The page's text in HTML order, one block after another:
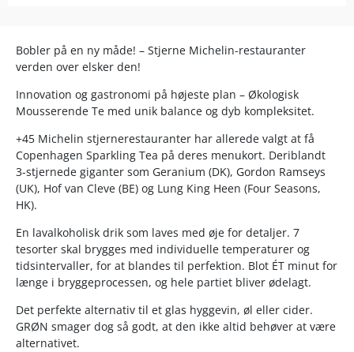
Bobler på en ny måde! – Stjerne Michelin-restauranter
verden over elsker den!
Innovation og gastronomi på højeste plan – Økologisk
Mousserende Te med unik balance og dyb kompleksitet.
+45 Michelin stjernerestauranter har allerede valgt at få
Copenhagen Sparkling Tea på deres menukort. Deriblandt
3-stjernede giganter som Geranium (DK), Gordon Ramseys
(UK), Hof van Cleve (BE) og Lung King Heen (Four Seasons,
HK).
En lavalkoholisk drik som laves med øje for detaljer. 7
tesorter skal brygges med individuelle temperaturer og
tidsintervaller, for at blandes til perfektion. Blot ÉT minut for
længe i bryggeprocessen, og hele partiet bliver ødelagt.
Det perfekte alternativ til et glas hyggevin, øl eller cider.
GRØN smager dog så godt, at den ikke altid behøver at være
alternativet.